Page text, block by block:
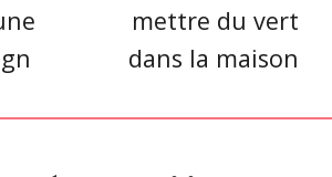
mettre du vert
dans la maison